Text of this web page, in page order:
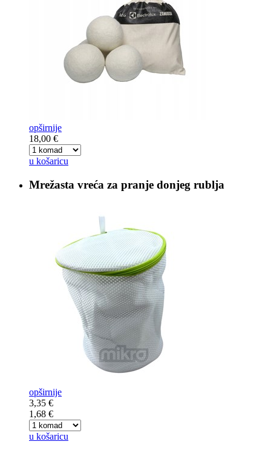
opširnije
18,00 €
u košaricu
Mrežasta vreća za pranje donjeg rublja
opširnije
3,35 €
1,68 €
u košaricu